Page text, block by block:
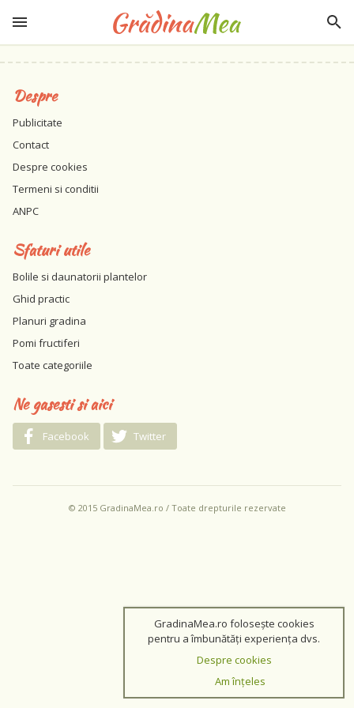
Despre
Publicitate
Contact
Despre cookies
Termeni si conditii
ANPC
Sfaturi utile
Bolile si daunatorii plantelor
Ghid practic
Planuri gradina
Pomi fructiferi
Toate categoriile
Ne gasesti si aici
Facebook Twitter
© 2015 GradinaMea.ro / Toate drepturile rezervate
GradinaMea.ro folosește cookies
pentru a îmbunătăți experiența dvs.
Despre cookies
Am înțeles